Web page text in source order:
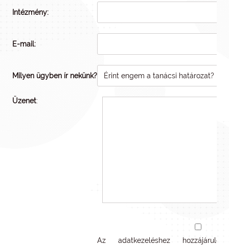
Intézmény:
E-mail:
Milyen ügyben ír nekünk?
Üzenet:
Az adatkezeléshez